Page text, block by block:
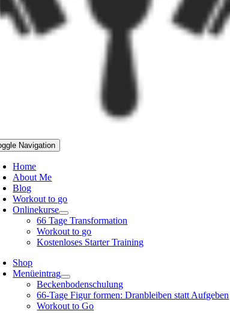
Navigation
Home
About Me
Blog
Workout to go
Onlinekurse
66 Tage Transformation
Workout to go
Kostenloses Starter Training
Shop
Menüeintrag
Beckenbodenschulung
66-Tage Figur formen: Dranbleiben statt Aufgeben
Workout to Go